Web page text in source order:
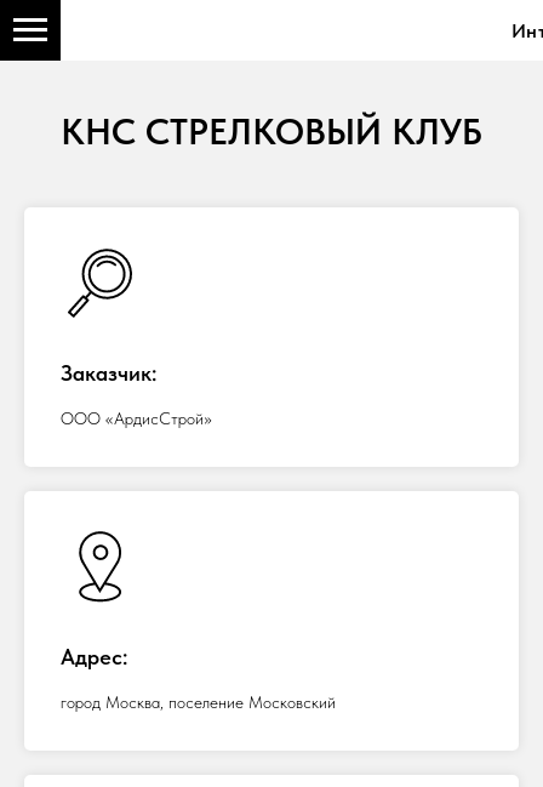
КНС СТРЕЛКОВЫЙ КЛУБ
Заказчик:
ООО «АрдисСтрой»
Адрес:
город Москва, поселение Московский